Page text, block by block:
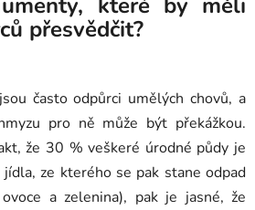
přesvědčit?
často odpůrci umělých chovů, a
pro ně může být překážkou.
že 30 % veškeré úrodné půdy je
ze kterého se pak stane odpad
a zelenina), pak je jasné, že